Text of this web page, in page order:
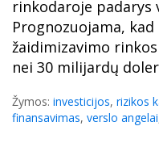
rinkodaroje padarys
Prognozuojama,
žaidimizavimo
nei 30 milijardų
Žymos: investicijos, rizikos
finansavimas, verslo angelai